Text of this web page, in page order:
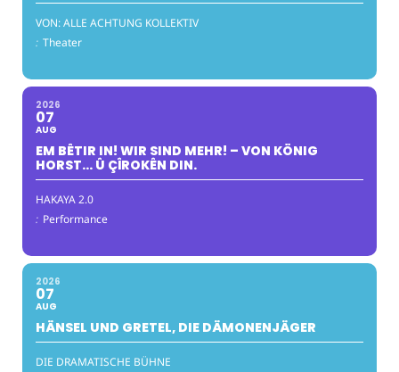
VON: ALLE ACHTUNG KOLLEKTIV
: Theater
2026
07
AUG
EM BÊTIR IN! WIR SIND MEHR! – VON KÖNIG
HORST… Û ÇÎROKÊN DIN.
HAKAYA 2.0
: Performance
2026
07
AUG
HÄNSEL UND GRETEL, DIE DÄMONENJÄGER
DIE DRAMATISCHE BÜHNE